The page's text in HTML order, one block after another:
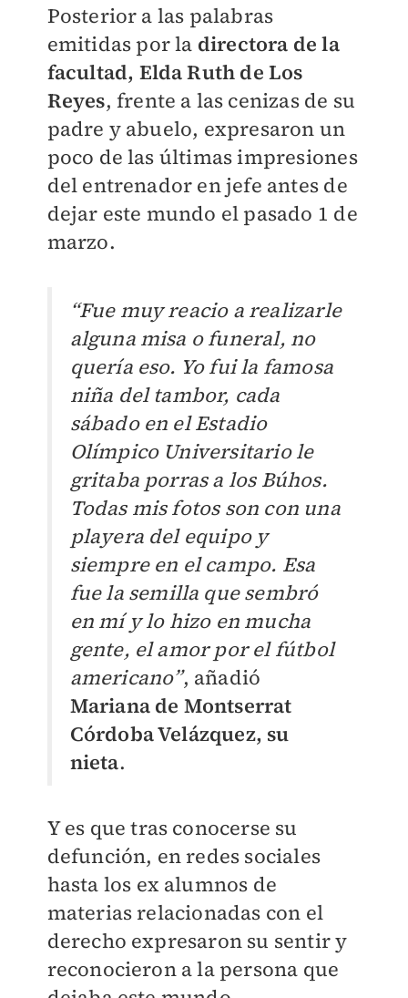
Posterior a las palabras
emitidas por la directora de la
facultad, Elda Ruth de Los
Reyes, frente a las cenizas de su
padre y abuelo, expresaron un
poco de las últimas impresiones
del entrenador en jefe antes de
dejar este mundo el pasado 1 de
marzo.
“Fue muy reacio a realizarle
alguna misa o funeral, no
quería eso. Yo fui la famosa
niña del tambor, cada
sábado en el Estadio
Olímpico Universitario le
gritaba porras a los Búhos.
Todas mis fotos son con una
playera del equipo y
siempre en el campo. Esa
fue la semilla que sembró
en mí y lo hizo en mucha
gente, el amor por el fútbol
americano”, añadió
Mariana de Montserrat
Córdoba Velázquez, su
nieta.
Y es que tras conocerse su
defunción, en redes sociales
hasta los ex alumnos de
materias relacionadas con el
derecho expresaron su sentir y
reconocieron a la persona que